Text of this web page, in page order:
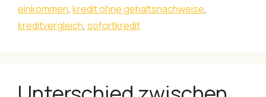
einkommen, kredit ohne gehaltsnachweise,
kreditvergleich, sofortkredit